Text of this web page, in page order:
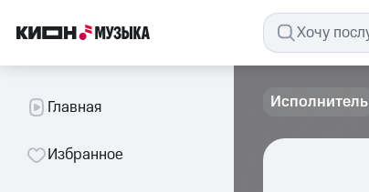
Главная
Избранное
Исполнитель